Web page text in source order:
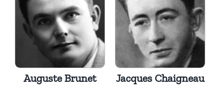
Auguste Brunet Jacques Chaigneau